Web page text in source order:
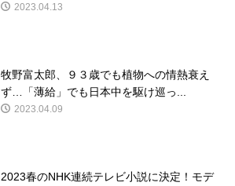
2023.04.13
牧野富太郎、９３歳でも植物への情熱衰え
ず…「薄給」でも日本中を駆け巡っ...
2023.04.09
2023春のNHK連続テレビ小説に決定！モデ